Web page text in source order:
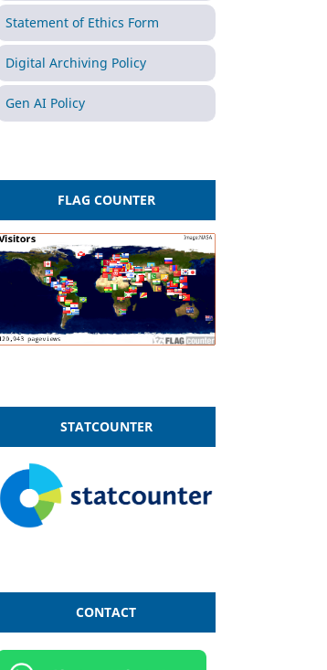
Statement of Ethics Form
Digital Archiving Policy
Gen AI Policy
FLAG COUNTER
STATCOUNTER
CONTACT